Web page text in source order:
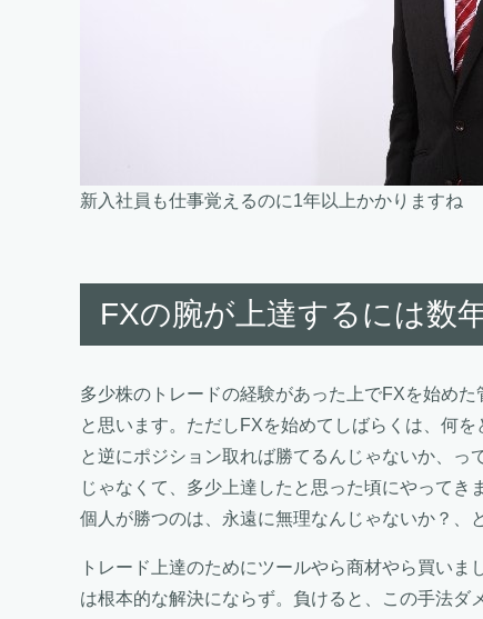
新入社員も仕事覚えるのに1年以上かかりますね
FXの腕が上達するには数
多少株のトレードの経験があった上でFXを始め
と思います。ただしFXを始めてしばらくは、何
と逆にポジション取れば勝てるんじゃないか、
じゃなくて、多少上達したと思った頃にやって
個人が勝つのは、永遠に無理なんじゃないか？、
トレード上達のためにツールやら商材やら買い
は根本的な解決にならず。負けると、この手法ダ